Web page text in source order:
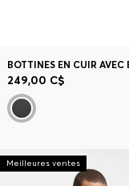
249,00 C$
Meilleures ventes